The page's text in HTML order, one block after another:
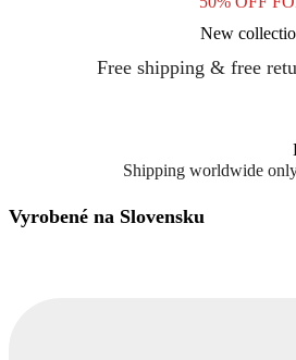
New
Free shipping & free
Shipping worldwide
Vyrobené na Slovensku